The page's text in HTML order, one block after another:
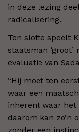
in deze lezing
radicalisering.
Ten slotte speelt
staatsman
evaluatie van
“Hij moet ten
waar een
inherent waar het
daarom kan zo’n
zonder een